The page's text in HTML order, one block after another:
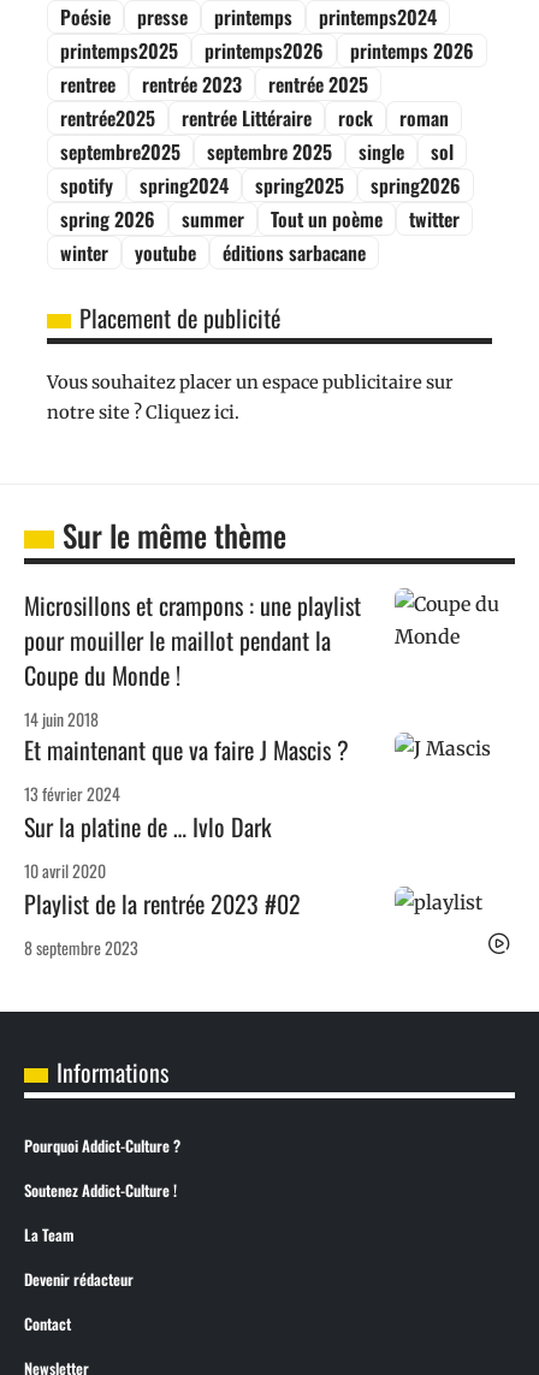
Poésie
presse printemps
printemps2024
printemps2025
printemps2026
printemps 2026
rentree
rentrée 2023
rentrée 2025
rentrée2025
rentrée Littéraire rock
roman
septembre2025
septembre 2025 single
sol
spotify
spring2024 spring2025
spring2026
spring 2026
summer Tout un poème
twitter
winter
youtube éditions sarbacane
Placement de publicité
Vous souhaitez placer un espace publicitaire sur
notre site ? Cliquez ici.
Sur le même thème
Microsillons et crampons : une playlist
pour mouiller le maillot pendant la
Coupe du Monde !
14 juin 2018
Et maintenant que va faire J Mascis ?
13 février 2024
Sur la platine de … Ivlo Dark
10 avril 2020
Playlist de la rentrée 2023 #02
8 septembre 2023
Informations
Pourquoi Addict-Culture ?
Soutenez Addict-Culture !
La Team
Devenir rédacteur
Contact
Newsletter